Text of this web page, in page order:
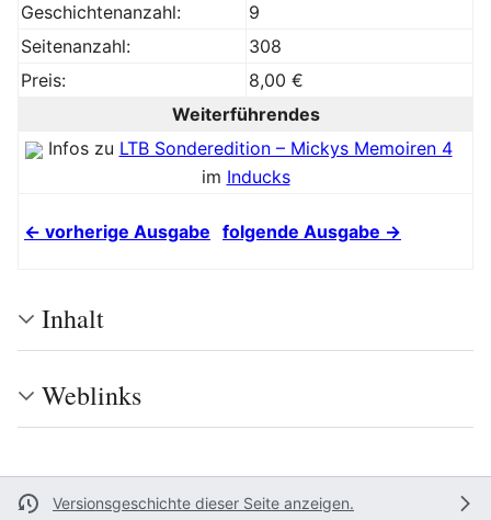
Geschichtenanzahl:
9
Seitenanzahl:
308
Preis:
8,00 €
Weiterführendes
Infos zu LTB Sonderedition – Mickys Memoiren 4
im Inducks
← vorherige Ausgabe folgende Ausgabe →
Inhalt
Weblinks
Versionsgeschichte dieser Seite anzeigen.